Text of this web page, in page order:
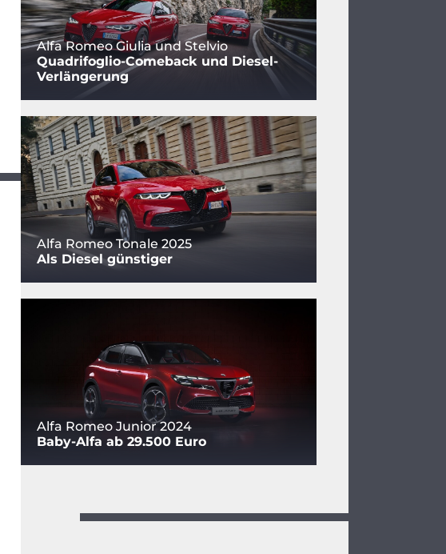
Alfa Romeo Giulia und Stelvio
Quadrifoglio-Comeback und Diesel-
Verlängerung
Alfa Romeo Tonale 2025
Als Diesel günstiger
Alfa Romeo Junior 2024
Baby-Alfa ab 29.500 Euro